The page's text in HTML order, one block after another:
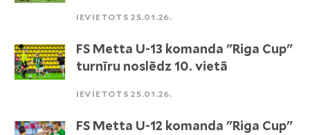
IEVIETOTS 25.01.26.
FS Metta U-13 komanda "Riga Cup"
turnīru noslēdz 10. vietā
IEVIETOTS 25.01.26.
FS Metta U-12 komanda "Riga Cup"